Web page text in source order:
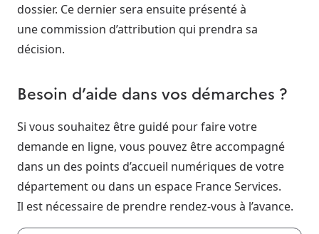
dossier. Ce dernier sera ensuite présenté à
une commission d’attribution qui prendra sa
décision.
Besoin d’aide dans vos démarches ?
Si vous souhaitez être guidé pour faire votre
demande en ligne, vous pouvez être accompagné
dans un des points d’accueil numériques de votre
département ou dans un espace France Services.
Il est nécessaire de prendre rendez-vous à l’avance.